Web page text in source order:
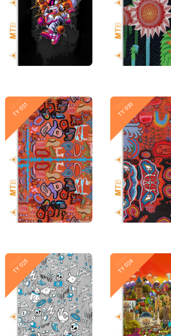
Novo
TY 031 Novo
TY 030
Novo
TY 025 Novo
TY 024